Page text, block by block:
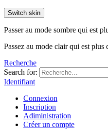
Switch skin
Passer au mode sombre qui est
Passez au mode clair qui est
Recherche
Search for:
Identifiant
Connexion
Inscription
Adiministration
Créer un compte